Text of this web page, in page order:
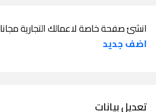
انشئ صفحة خاصة لاعمالك التجارية مجانا
اضف جديد
تعديل بيانات